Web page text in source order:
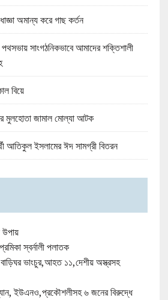
অমান্য করে গাছ কর্তন
সাংগঠনিকভাবে আমাদের শক্তিশালী
বিয়ে
মুলহোতা জামাল মোল্যা আটক
আতিকুল ইসলামের ঈদ সামগ্রী বিতরন
উপায়
স্বর্নালী পলাতক
ভাংচুর,আহত ১১,দেশীয় অস্ত্রসহ
ইউএনও,প্রকৌশলীসহ ৬ জনের বিরুদ্ধে